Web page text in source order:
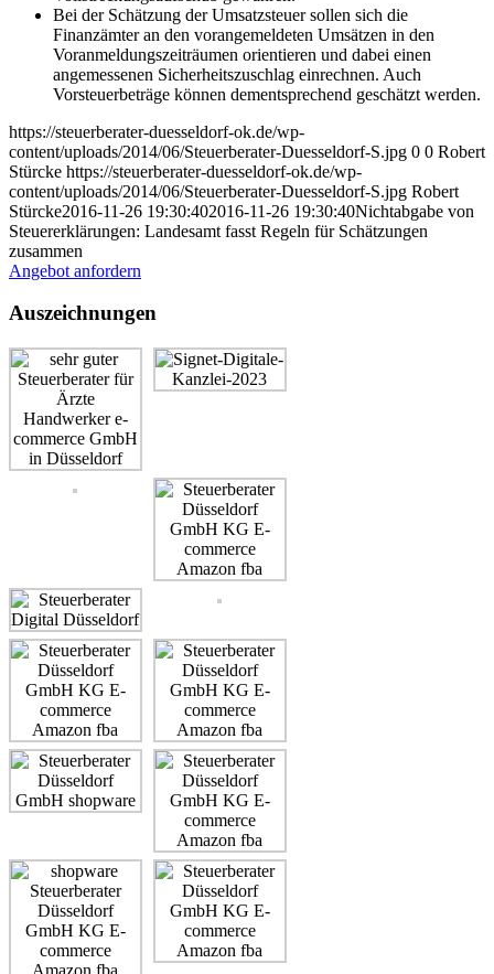
Bei der Schätzung der Umsatzsteuer sollen sich die
Finanzämter an den vorangemeldeten Umsätzen in den
Voranmeldungszeiträumen orientieren und dabei einen
angemessenen Sicherheitszuschlag einrechnen. Auch
Vorsteuerbeträge können dementsprechend geschätzt werden.
https://steuerberater-duesseldorf-ok.de/wp-
content/uploads/2014/06/Steuerberater-Duesseldorf-S.jpg 0 0 Robert
Stürcke https://steuerberater-duesseldorf-ok.de/wp-
content/uploads/2014/06/Steuerberater-Duesseldorf-S.jpg Robert
Stürcke2016-11-26 19:30:402016-11-26 19:30:40Nichtabgabe von
Steuererklärungen: Landesamt fasst Regeln für Schätzungen
zusammen
Angebot anfordern
Auszeichnungen